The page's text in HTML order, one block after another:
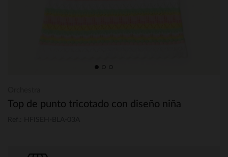
Top de punto tricotado con diseño niña